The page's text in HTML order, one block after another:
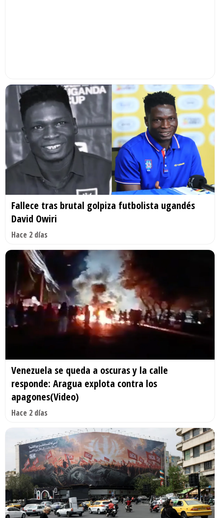
Fallece tras brutal golpiza futbolista ugandés
David Owiri
Hace 2 días
Venezuela se queda a oscuras y la calle
responde: Aragua explota contra los
apagones(Video)
Hace 2 días